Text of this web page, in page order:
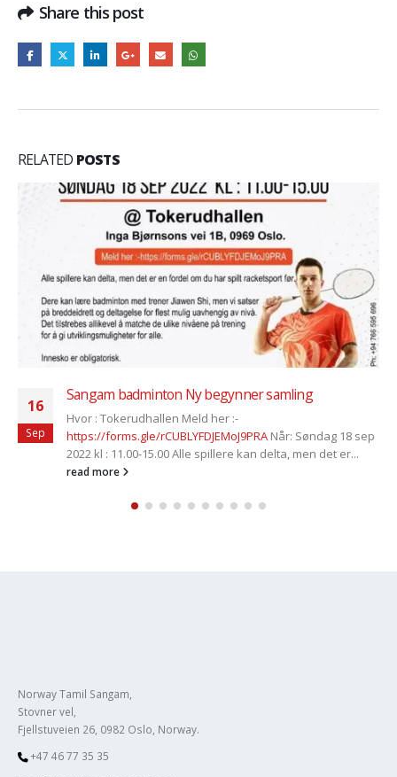
Share this post
RELATED POSTS
12
Mar
2020 சித்திரை விழா மற்றும் நீச்சல் போட்டிகள் தவிர்க்க
முடியாத காரணங்களினால் நிறுத்தப்பட்டுள்ளது
தற்போதுள்ள நோய் பரவும் சூழ்நிலையின் அபாயம் கருதி எம்மால்
நடத்தப்பட இருந்த சித்திரை விழா மற்றும் நீச்சல் போட்டிகள்
நிறுத்தப்பட்டுள்ளது என்பதை மனவருத்தத்துடன்
Norway Tamil Sangam,
Fjellstuveien 26, 0982 Oslo, Norway.